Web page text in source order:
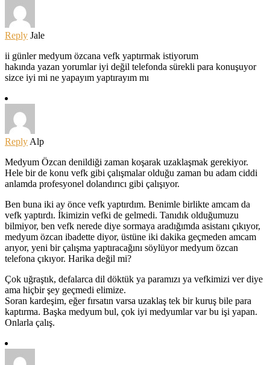
Reply Jale
ii günler medyum özcana vefk yaptırmak istiyorum
hakında yazan yorumlar iyi değil telefonda sürekli para konuşuyor
sizce iyi mi ne yapayım yaptırayım mı
Reply Alp
Medyum Özcan denildiği zaman koşarak uzaklaşmak gerekiyor.
Hele bir de konu vefk gibi çalışmalar olduğu zaman bu adam ciddi
anlamda profesyonel dolandırıcı gibi çalışıyor.
Ben buna iki ay önce vefk yaptırdım. Benimle birlikte amcam da
vefk yaptırdı. İkimizin vefki de gelmedi. Tanıdık olduğumuzu
bilmiyor, ben vefk nerede diye sormaya aradığımda asistanı çıkıyor,
medyum özcan ibadette diyor, üstüne iki dakika geçmeden amcam
arıyor, yeni bir çalışma yaptıracağını söylüyor medyum özcan
telefona çıkıyor. Harika değil mi?
Çok uğraştık, defalarca dil döktük ya paramızı ya vefkimizi ver diye
ama hiçbir şey geçmedi elimize.
Soran kardeşim, eğer fırsatın varsa uzaklaş tek bir kuruş bile para
kaptırma. Başka medyum bul, çok iyi medyumlar var bu işi yapan.
Onlarla çalış.